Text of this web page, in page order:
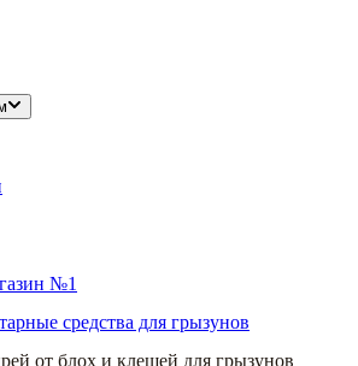
№1
средства для грызунов
от блох и клещей для грызунов